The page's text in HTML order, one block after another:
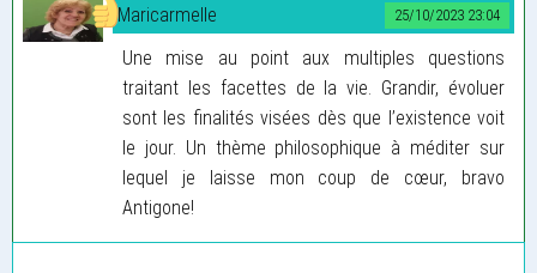
25/10/2023 23:04
Maricarmelle
Une mise au point aux multiples questions
traitant les facettes de la vie. Grandir, évoluer
sont les finalités visées dès que l’existence voit
le jour. Un thème philosophique à méditer sur
lequel je laisse mon coup de cœur, bravo
Antigone!